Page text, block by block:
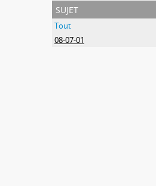
sujet
Tout
08-07-01